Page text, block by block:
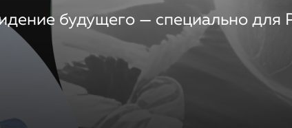
будущего — специально для